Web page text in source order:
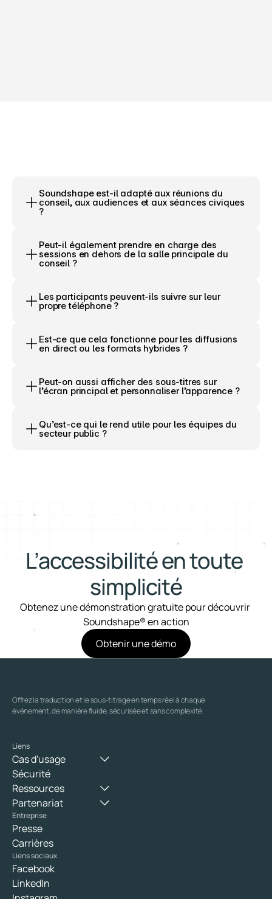
Soundshape est-il adapté aux réunions du
conseil, aux audiences et aux séances civiques
?
Peut-il également prendre en charge des
sessions en dehors de la salle principale du
conseil ?
Les participants peuvent-ils suivre sur leur
propre téléphone ?
Est-ce que cela fonctionne pour les diffusions
en direct ou les formats hybrides ?
Peut-on aussi afficher des sous-titres sur
l’écran principal et personnaliser l’apparence ?
Qu’est-ce qui le rend utile pour les équipes du
secteur public ?
L’accessibilité en toute
simplicité
Obtenez une démonstration gratuite pour découvrir
Soundshape® en action
Obtenir une démo
Offrez la traduction et le sous-titrage en temps réel à chaque
événement, de manière fluide, sécurisée et sans complexité.
Liens
Cas d'usage
Sécurité
Ressources
Partenariat
Entreprise
Presse
Carrières
Liens sociaux
Facebook
LinkedIn